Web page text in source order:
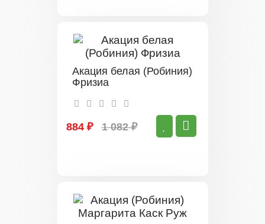
Акация белая (Робиния)
Фризиа
884 ₽ 1 082 ₽